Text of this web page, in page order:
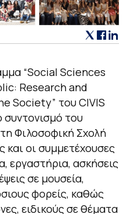
“Social Sciences
Research and
Society” του CIVIS
του
Φιλοσοφική Σχολή
οι συμμετέχουσες
εργαστήρια, ασκήσεις
σε μουσεία,
φορείς, καθώς
ειδικούς σε θέματα